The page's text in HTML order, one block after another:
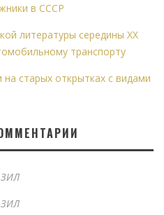
в СССР
литературы середины XX
транспорту
старых открытках с видами
ЗИЛ
ЗИЛ